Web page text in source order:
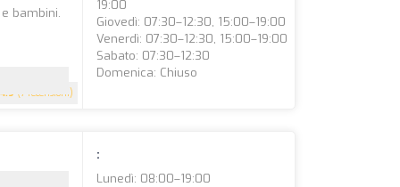
4.9 (7 recensioni)
bambini.
19:00
Giovedì: 07:30–12:30, 15:00–19:00
Venerdì: 07:30–12:30, 15:00–19:00
Sabato: 07:30–12:30
Domenica: Chiuso
:
Lunedì: 08:00–19:00